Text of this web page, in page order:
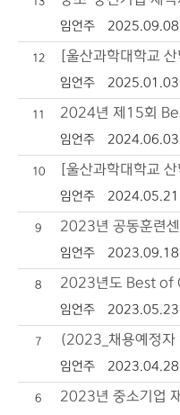
임언주 2025.09.08
12
임언주 2025.01.03
11
임언주 2024.06.03
10
임언주 2024.05.21
9
임언주 2023.09.18
8
임언주 2023.05.23
7
임언주 2023.04.28
6